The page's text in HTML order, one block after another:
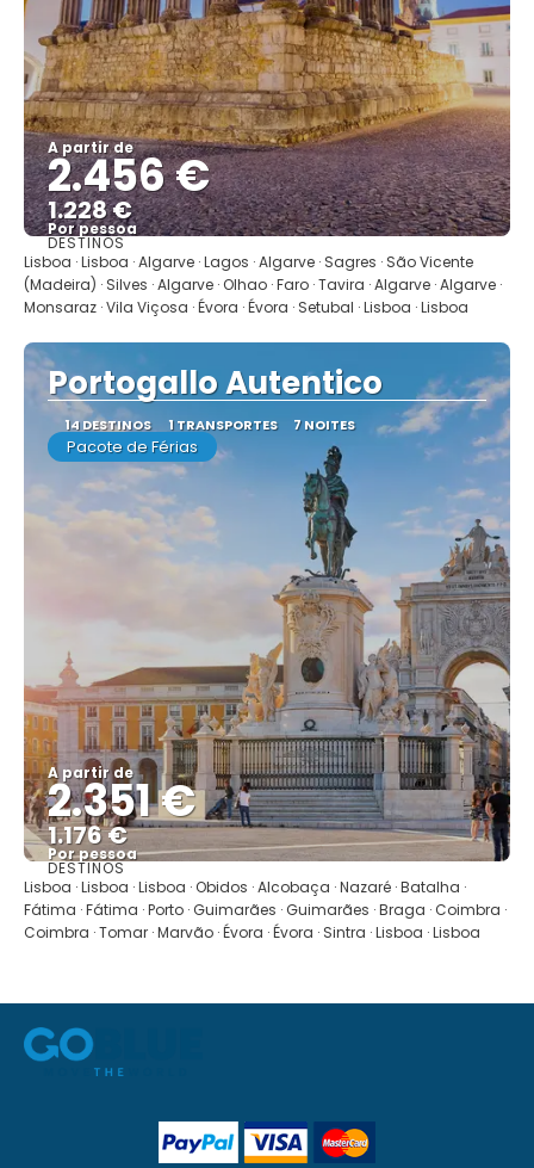
A partir de
2.456 €
1.228 €
Por pessoa
Mostrar
DESTINOS
Lisboa · Lisboa · Algarve · Lagos · Algarve · Sagres · São Vicente
(Madeira) · Silves · Algarve · Olhao · Faro · Tavira · Algarve · Algarve ·
Monsaraz · Vila Viçosa · Évora · Évora · Setubal · Lisboa · Lisboa
Portogallo Autentico
14 DESTINOS 1 TRANSPORTES 7 NOITES
Pacote de Férias
A partir de
2.351 €
1.176 €
Por pessoa
Mostrar
DESTINOS
Lisboa · Lisboa · Lisboa · Obidos · Alcobaça · Nazaré · Batalha ·
Fátima · Fátima · Porto · Guimarães · Guimarães · Braga · Coimbra ·
Coimbra · Tomar · Marvão · Évora · Évora · Sintra · Lisboa · Lisboa